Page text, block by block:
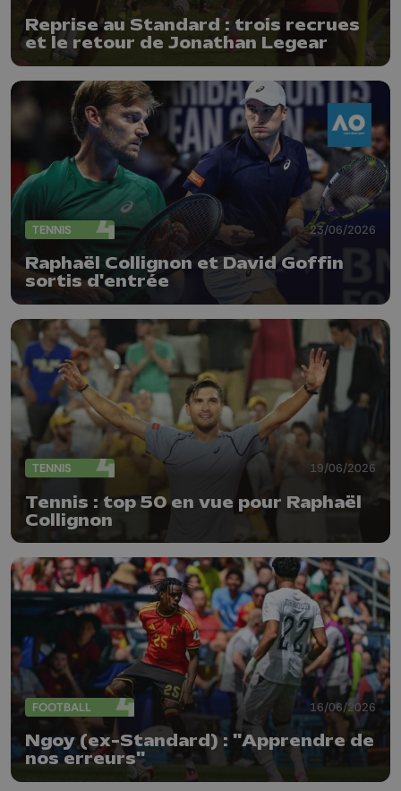
Reprise au Standard : trois recrues
et le retour de Jonathan Legear
TENNIS 23/06/2026
Raphaël Collignon et David Goffin
sortis d'entrée
TENNIS 19/06/2026
Tennis : top 50 en vue pour Raphaël
Collignon
FOOTBALL 16/06/2026
Ngoy (ex-Standard) : "Apprendre de
nos erreurs"